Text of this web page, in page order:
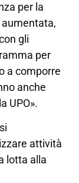
per la
gli
per
a comporre
anche
UPO».
attività
lotta alla